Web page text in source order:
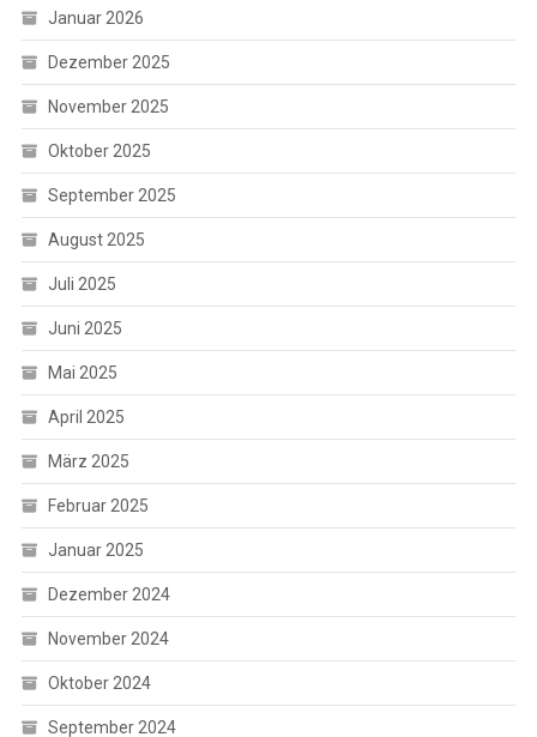
Januar 2026
Dezember 2025
November 2025
Oktober 2025
September 2025
August 2025
Juli 2025
Juni 2025
Mai 2025
April 2025
März 2025
Februar 2025
Januar 2025
Dezember 2024
November 2024
Oktober 2024
September 2024